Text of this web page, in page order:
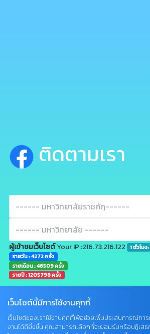
ติดตามเรา
ผู้เข้าชมเว็บไซต์Your IP :216.73.216.122
1 ชั่วโมง
รายวัน : 4272 ครั้ง
รายเดือน : 46509 ครั้ง
รายปี : 1205798 ครั้ง
เว็บไซต์นี้มีการใช้งานคุกกี้
เว็บไซต์ของเราใช้งานคุกกี้เพื่อช่วยเพิ่มประสบการณ์การ
งานได้ดียิ่งขึ้น คุณสามารถเลือกที่จะยอมรับหรือปฏิเสธ